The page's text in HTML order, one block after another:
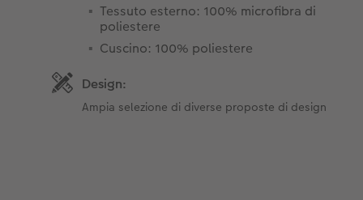
Tessuto esterno: 100% microfibra di
poliestere
Cuscino: 100% poliestere
Design:
Ampia selezione di diverse proposte di design